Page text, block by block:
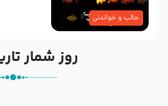
جالب و خواندنی
روز شمار